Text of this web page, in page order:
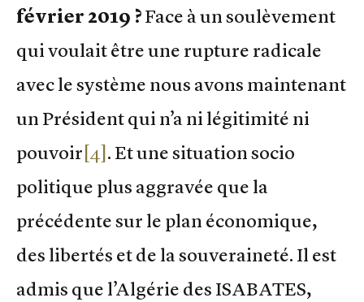
février 2019 ?Face à un soulèvement
qui voulait être une rupture radicale
avec le système nous avons maintenant
un Président qui n’a ni légitimité ni
pouvoir [4] . Et une situation socio
politique plus aggravée que la
précédente sur le plan économique,
des libertés et de la souveraineté. Il est
admis que l’Algérie des ISABATES,